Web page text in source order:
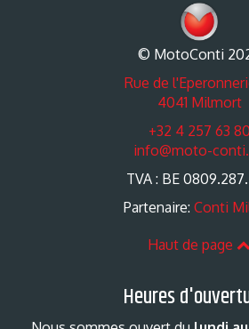
© MotoConti
Rue de
4041 Milmort
+32 4 257 63 80
info@moto-
TVA : BE
Partenaire: Conti
Haut de page
Heures